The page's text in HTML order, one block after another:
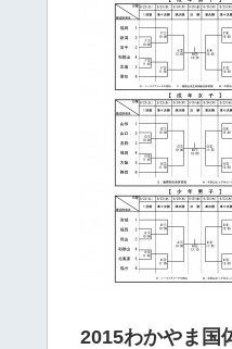
2015わかやま国